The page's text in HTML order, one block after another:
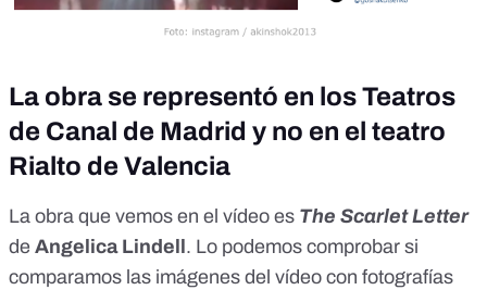
La obra se representó en los Teatros
de Canal de Madrid y no en el teatro
Rialto de Valencia
La obra que vemos en el vídeo es The Scarlet Letter
de Angelica Lindell . Lo podemos comprobar si
comparamos las imágenes del vídeo con fotografías